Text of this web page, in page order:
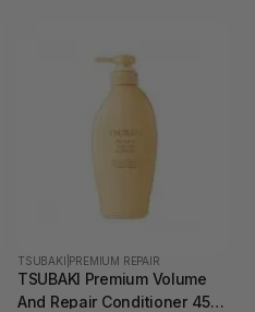
TSUBAKI PREMIUM REPAIR
TSUBAKI Premium Volume
And Repair Conditioner 450